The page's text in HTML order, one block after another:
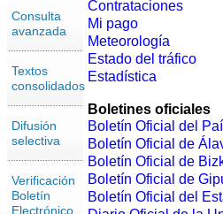
Consulta
avanzada
Textos
consolidados
Difusión
selectiva
Verificación
Boletín
Electrónico
Contrataciones
Mi pago
Meteorología
Estado del tráfico
Estadística
Boletines oficiales
Boletín Oficial del
Boletín Oficial de
Boletín Oficial de
Boletín Oficial de
Boletín Oficial del